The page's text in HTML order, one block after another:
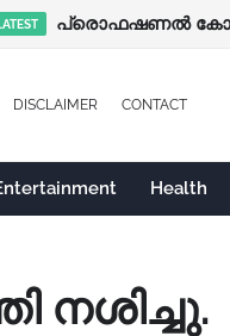
പ്രൊഫഷണൽ
DISCLAIMER CONTACT
Health
നശിച്ചു.